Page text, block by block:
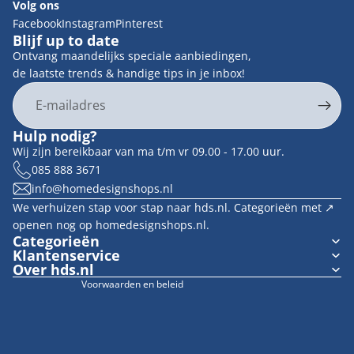
Volg ons
FacebookInstagramPinterest
Blijf up to date
Ontvang maandelijks speciale aanbiedingen,
de laatste trends & handige tips in je inbox!
E-mail
Hulp nodig?
Wij zijn bereikbaar van ma t/m vr 09.00 - 17.00 uur.
085 888 3671
info@homedesignshops.nl
We verhuizen stap voor stap naar hds.nl. Categorieën met ↗︎
openen nog op homedesignshops.nl.
Categorieën
Klantenservice
Over hds.nl
Voorwaarden en beleid
Contactgegevens
Terugbetalingsbeleid
Algemene voorwaarden
Verzendbeleid
Wettelijke kennisgeving
Cookievoorkeuren